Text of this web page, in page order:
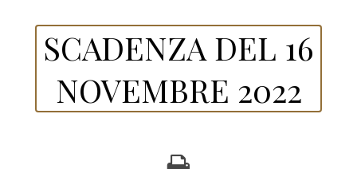
SCADENZA DEL 16
NOVEMBRE 2022